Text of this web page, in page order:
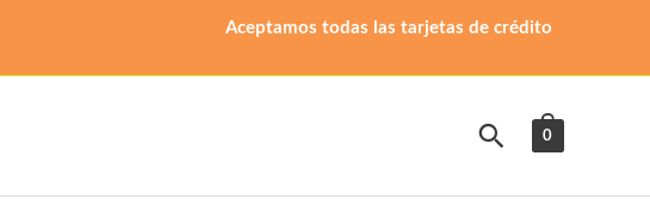
Aceptamos todas las tarjetas de crédito
Buscar
0